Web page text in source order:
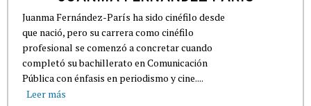
Juanma Fernández-París ha sido cinéfilo desde
que nació, pero su carrera como cinéfilo
profesional se comenzó a concretar cuando
completó su bachillerato en Comunicación
Pública con énfasis en periodismo y cine....
Leer más